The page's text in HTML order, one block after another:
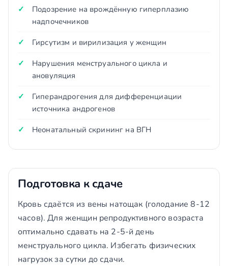
Подозрение на врождённую гиперплазию
надпочечников
Гирсутизм и вирилизация у женщин
Нарушения менструального цикла и
ановуляция
Гиперандрогения для дифференциации
источника андрогенов
Неонатальный скрининг на ВГН
Подготовка к сдаче
Кровь сдаётся из вены натощак (голодание 8-12
часов). Для женщин репродуктивного возраста
оптимально сдавать на 2-5-й день
менструального цикла. Избегать физических
нагрузок за сутки до сдачи.